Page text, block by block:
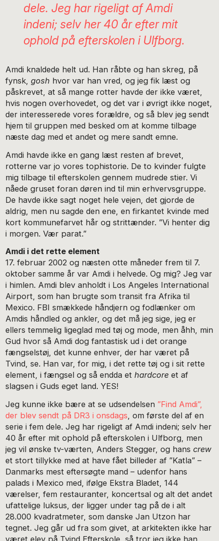
dele. Jeg har rigeligt af Amdi
indeni; selv her 40 år efter mit
ophold på efterskolen i Ulfborg.
Amdi knaldede helt ud. Han råbte og han skreg, på
fynsk,gosh hvor var han vred, og jeg fik læst og
påskrevet, at så mange rotter havde der ikke været,
hvis nogen overhovedet, og det var i øvrigt ikke noget,
der interesserede vores forældre, og så blev jeg sendt
hjem til gruppen med besked om at komme tilbage
næste dag med et andet og mere sandt emne.
Amdi havde ikke en gang læst resten af brevet,
rotterne var jo vores tophistorie. De to kvinder fulgte
mig tilbage til efterskolen gennem mudrede stier. Vi
nåede gruset foran døren ind til min erhvervsgruppe.
De havde ikke sagt noget hele vejen, det gjorde de
aldrig, men nu sagde den ene, en firkantet kvinde med
kort kommunefarvet hår og strittænder. ”Vi henter dig
i morgen. Vær parat.”
Amdi i det rette element
17. februar 2002 og næsten otte måneder frem til 7.
oktober samme år var Amdi i helvede. Og mig? Jeg var
i himlen. Amdi blev anholdt i Los Angeles International
Airport, som han brugte som transit fra Afrika til
Mexico. FBI smækkede håndjern og fodlænker om
Amdis håndled og ankler, og det må jeg sige, jeg er
ellers temmelig ligeglad med tøj og mode, men åhh, min
Gud hvor så Amdi dog fantastisk ud i det orange
fængselstøj, det kunne enhver, der har været på
Tvind, se. Han var, for mig, i det rette tøj og i sit rette
element, i fængsel og så endda ethardcore et af
slagsen i Guds eget land. YES!
Jeg kunne ikke bære at se udsendelsen ”Find Amdi”,
der blev sendt på DR3 i onsdags, om første del af en
serie i fem dele. Jeg har rigeligt af Amdi indeni; selv her
40 år efter mit ophold på efterskolen i Ulfborg, men
jeg vil ønske tv-værten, Anders Stegger, og hanscrew
et stort tillykke med at have fået billeder af ”Katla” –
Danmarks mest eftersøgte mand – udenfor hans
palads i Mexico med, ifølge Ekstra Bladet, 144
værelser, fem restauranter, koncertsal og alt det andet
ufattelige luksus, der ligger under tag på de i alt
28.000 kvadratmeter, som danske Jan Utzon har
tegnet. Jeg går ud fra som givet, at arkitekten ikke har